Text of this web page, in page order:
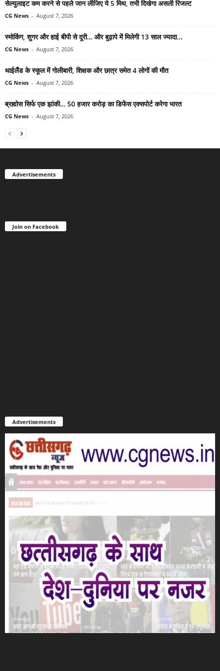
सेल्युलाइट कम करने से पहले जान लीजिए ये 5 मिथ, तभी दिखेगा असली रिजल्ट
CG News - August 7, 2026
स्मोकिंग, शुगर और हाई बीपी से दूरी… और बुढ़ापे में मिलेगी 13 साल ज्यादा...
CG News - August 7, 2026
थाईलैंड के स्कूल में गोलीबारी, शिक्षक और छात्र समेत 4 लोगों की मौत
CG News - August 7, 2026
ब्रह्मोस सिर्फ एक झांकी… 50 हजार करोड़ का डिफेंस एक्सपोर्ट करेगा भारत
CG News - August 7, 2026
Advertisements
Join on Facebook
Advertisements